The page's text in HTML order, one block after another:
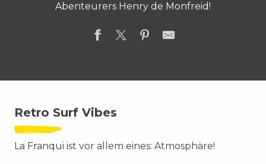
Abenteurers Henry de Monfreid!
Retro Surf Vibes
La Franqui ist vor allem eines: Atmosphäre!